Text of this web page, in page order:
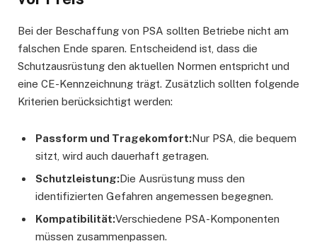
Bei der Beschaffung von PSA sollten Betriebe nicht am
falschen Ende sparen. Entscheidend ist, dass die
Schutzausrüstung den aktuellen Normen entspricht und
eine CE-Kennzeichnung trägt. Zusätzlich sollten folgende
Kriterien berücksichtigt werden:
Passform und Tragekomfort:Nur PSA, die bequem
sitzt, wird auch dauerhaft getragen.
Schutzleistung:Die Ausrüstung muss den
identifizierten Gefahren angemessen begegnen.
Kompatibilität:Verschiedene PSA-Komponenten
müssen zusammenpassen.